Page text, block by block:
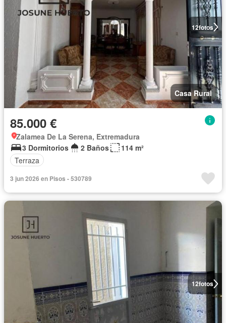
12fotos
Casa Rural
85.000 €
Zalamea De La Serena, Extremadura
3 Dormitorios
2 Baños
114 m²
Terraza
3 jun 2026 en Pisos - 530789
12fotos